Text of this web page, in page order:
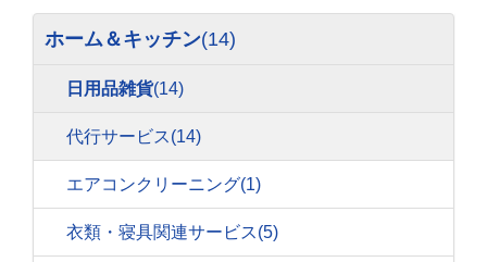
ホーム＆キッチン(14)
日用品雑貨(14)
代行サービス(14)
エアコンクリーニング(1)
衣類・寝具関連サービス(5)